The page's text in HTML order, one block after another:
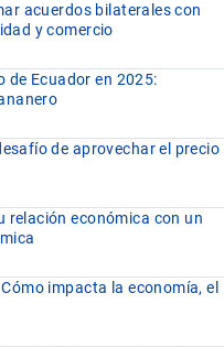
acuerdos bilaterales con
y comercio
de Ecuador en 2025:
de aprovechar el precio
relación económica con un
impacta la economía, el